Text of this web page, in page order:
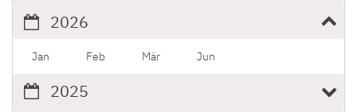
2026
Jan Feb Mär Jun
2025